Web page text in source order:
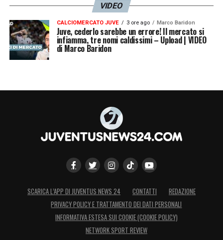
VIDEO
CALCIOMERCATO JUVE 3 ore ago Marco Baridon
Juve, cederlo sarebbe un errore! Il mercato si
infiamma, tre nomi caldissimi – Upload | VIDEO
di Marco Baridon
SCARICA L’APP DI JUVENTUS NEWS 24 CONTATTI
REDAZIONE
PRIVACY POLICY E TRATTAMENTO DEI DATI PERSONALI
INFORMATIVA ESTESA SUI COOKIE (COOKIE POLICY)
NETWORK SPORT REVIEW